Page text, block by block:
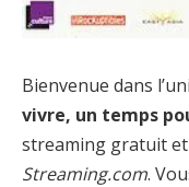
Bienvenue dans
vivre, un temps
streaming gratuit
Streaming.com.